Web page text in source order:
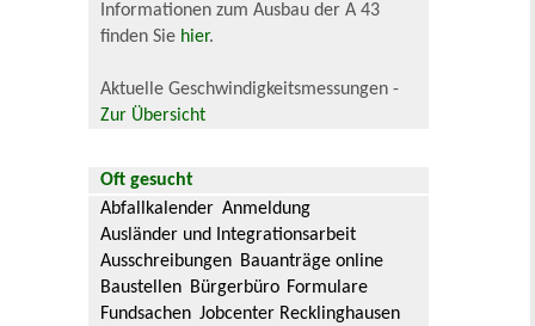
Informationen zum Ausbau der A 43
finden Sie hier.
Aktuelle Geschwindigkeitsmessungen -
Zur Übersicht
Oft gesucht
Abfallkalender Anmeldung
Ausländer und Integrationsarbeit
Ausschreibungen Bauanträge online
Baustellen Bürgerbüro Formulare
Fundsachen Jobcenter Recklinghausen